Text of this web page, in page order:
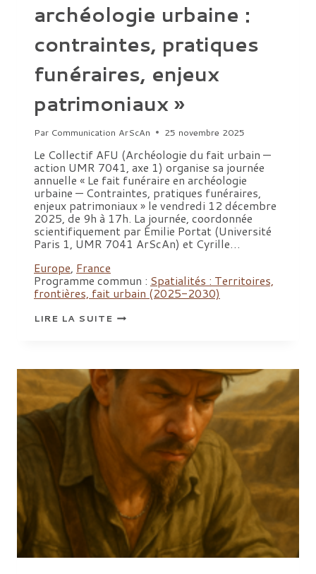
archéologie urbaine :
contraintes, pratiques
funéraires, enjeux
patrimoniaux »
Par Communication ArScAn 25 novembre 2025
Le Collectif AFU (Archéologie du fait urbain —
action UMR 7041, axe 1) organise sa journée
annuelle « Le fait funéraire en archéologie
urbaine — Contraintes, pratiques funéraires,
enjeux patrimoniaux » le vendredi 12 décembre
2025, de 9h à 17h. La journée, coordonnée
scientifiquement par Émilie Portat (Université
Paris 1, UMR 7041 ArScAn) et Cyrille…
Europe, France
Programme commun : Spatialités : Territoires,
frontières, fait urbain (2025-2030)
LIRE LA SUITEJOURNÉE
D’ÉTUDE
ARCHÉOLOGIE
URBAINE
CONTRAINTES,
PRATIQUES
FUNÉRAIRES,
ENJEUX
PATRIMONIAUX »